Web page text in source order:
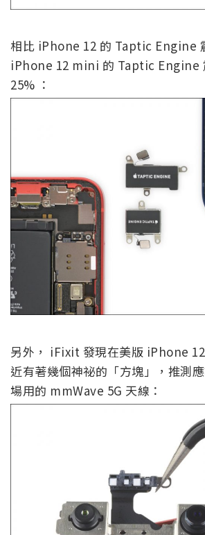
相比 iPhone 12 的 Taptic Engine
iPhone 12 mini 的 Taptic Engine
25% ：
另外， iFixit 發現在美版 iPhone
近有著幾個神祕的「方塊」，推測
場用的 mmWave 5G 天線：